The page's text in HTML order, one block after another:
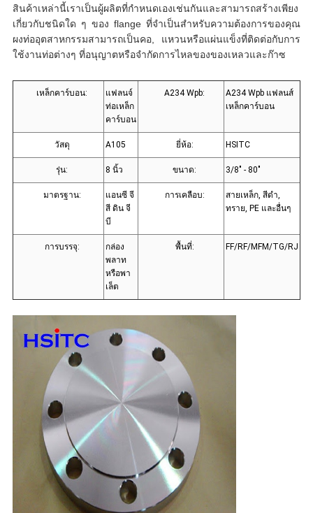
สินค้าเหล่านี้เราเป็นผู้ผลิตที่กําหนดเองเช่นกันและสามารถสร้างเพียง
เกี่ยวกับชนิดใด ๆ ของ flange ที่จําเป็นสําหรับความต้องการของคุณ
ผงท่ออุตสาหกรรมสามารถเป็นคอ, แหวนหรือแผ่นแข็งที่ติดต่อกับการ
ใช้งานท่อต่างๆ ที่อนุญาตหรือจํากัดการไหลของของเหลวและก๊าซ
เหล็กคาร์บอน:
แฟลนจ์
ท่อเหล็ก
คาร์บอน
A234 Wpb:
A234 Wpb แฟลนส์
เหล็กคาร์บอน
วัสดุ A105 ยี่ห้อ: HSITC
รุ่น: 8 นิ้ว ขนาด: 3/8" - 80"
มาตรฐาน:
แอนซี จี
สี ดิน จี
บี
การเคลือบ:
สายเหล็ก, สีดํา,
ทราย, PE และอื่นๆ
การบรรจุ:
กล่อง
พลาท
หรือพา
เล็ต
พื้นที่: FF/RF/MFM/TG/RJ